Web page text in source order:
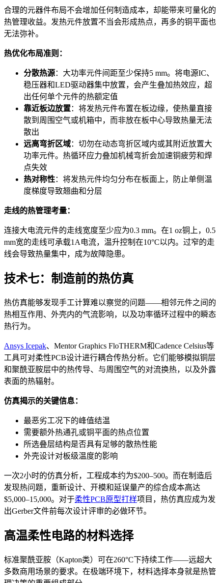
合理的元器件布局不会增加任何制造成本，却能带来可量化的
热管理收益。发热元件放置不当会形成热点，再多的铜平面也
无法弥补。
热优化布局准则：
分散热源：大功率元件间距至少保持5 mm。将电源IC、
稳压器和LED驱动器集中放置，会产生叠加热效应，超
出任何单个元件的热额定值
靠近板边放置：将发热元件布置在板边缘，使热量直接
散到周围空气或机箱中，而非放在板中心导致热量无法
散出
远离弯折区域：切勿在动态弯折区域内或其附近放置大
功率元件。热循环应力叠加机械弯折会加速铜疲劳和焊
点失效
热对称性：将发热元件均匀分布在板面上，防止单侧温
度梯度导致翘曲和分层
走线的热管理考量：
连接大电流元件的走线宽度至少应为0.3 mm。在1 oz铜上，0.5
mm宽的走线可承载1A电流，温升控制在10°C以内。过窄的走
线会导致热量集中，成为故障隐患。
技术七：制造前的热仿真
热仿真能够发现手工计算难以察觉的问题——相邻元件之间的
热相互作用、外壳内的气流影响，以及功率循环过程中的瞬态
热行为。
Ansys Icepak、Mentor Graphics FloTHERM和Cadence Celsius等
工具可对柔性PCB设计进行耦合传热分析。它们能够模拟铜层
和聚酰亚胺层中的热传导、与周围空气的对流换热，以及外露
表面的热辐射。
仿真揭示的关键信息：
最恶劣工况下的峰值结温
需要额外热通孔或铜平面的热点位置
所选叠层结构是否具有足够的散热性能
外壳设计对板级温度的影响
一次2小时的仿真分析，工程成本约为$200–500。而在制造后
发现热问题，重新设计、开模和延误量产的综合成本高达
$5,000–15,000。对于柔性PCB原型打样项目，热仿真应成为发
出Gerber文件前每次设计评审的必做环节。
高温柔性电路的材料选择
标准聚酰亚胺（Kapton类）可在260°C下持续工作——远超大
多数商用场景的要求。在极端环境下，材料选择本身就是热管